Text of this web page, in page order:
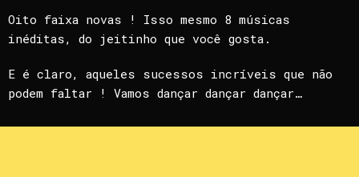
Oito faixa novas ! Isso mesmo 8 músicas
inéditas, do jeitinho que você gosta.
E é claro, aqueles sucessos incríveis que não
podem faltar ! Vamos dançar dançar dançar…